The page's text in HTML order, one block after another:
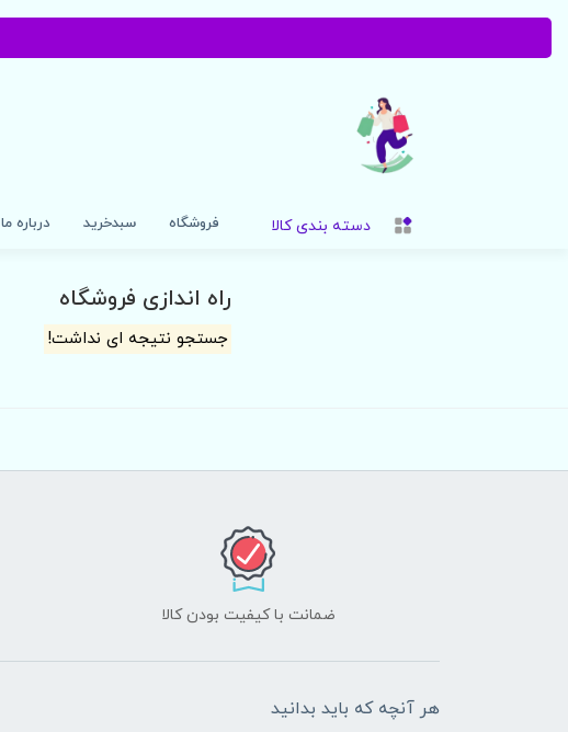
دسته بندی کالا فروشگاه سبدخرید درباره ما
راه اندازی فروشگاه
جستجو نتیجه ای نداشت!
ضمانت با کیفیت بودن کالا
هر آنچه که باید بدانید